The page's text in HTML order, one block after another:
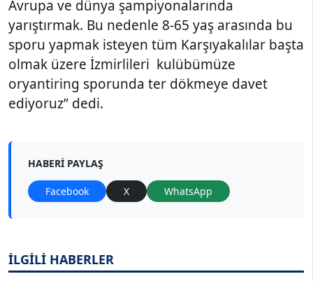
Avrupa ve dünya şampiyonalarında
yarıştırmak. Bu nedenle 8-65 yaş arasında bu
sporu yapmak isteyen tüm Karşıyakalılar başta
olmak üzere İzmirlileri kulübümüze
oryantiring sporunda ter dökmeye davet
ediyoruz” dedi.
HABERI PAYLAŞ
Facebook X WhatsApp
İLGİLİ HABERLER